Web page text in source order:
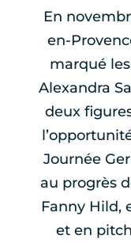
En
en-
marqué
Alexandra
deux
Journée
au progrès
Fanny Hild,
et en